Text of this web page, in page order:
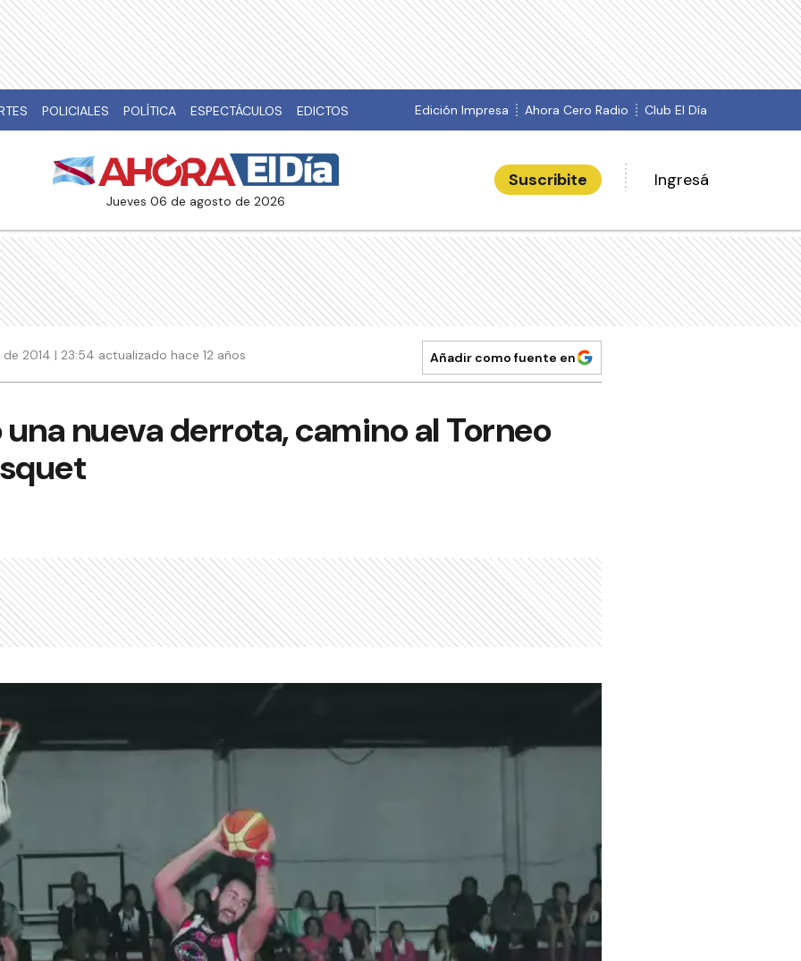
POLICIALES POLÍTICA ESPECTÁCULOS EDICTOS Edición Impresa Ahora Cero Radio Club El Día
jueves 06 de agosto de 2026
Suscribite Ingresá
2014 | 23:54 actualizado hace 12 años Añadir como fuente en
nueva derrota, camino al Torneo